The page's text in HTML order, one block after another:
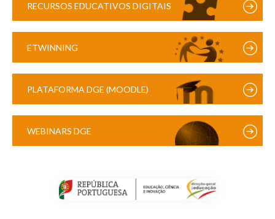
RECURSOS EDUCATIVOS DIGITAIS
ETWINNING
PLATAFORMA DGE (MOODLE)
WEBINARS DGE